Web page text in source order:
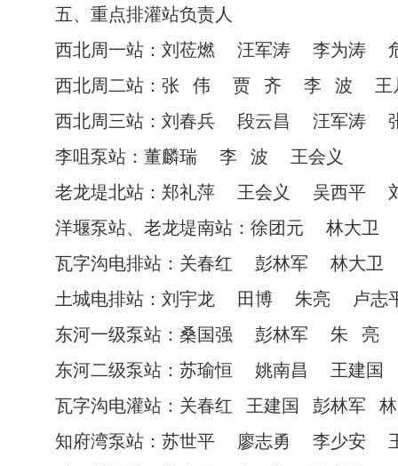
五、重点排灌站负责人
西北周一站：刘莅燃 汪军涛 李为涛
西北周二站：张 伟 贾 齐 李 波 王
西北周三站：刘春兵 段云昌 汪军涛
李咀泵站：董麟瑞 李 波 王会义
老龙堤北站：郑礼萍 王会义 吴西平
洋堰泵站、老龙堤南站：徐团元 林大卫
瓦字沟电排站：关春红 彭林军 林大卫
土城电排站：刘宇龙 田博 朱亮 卢志
东河一级泵站：桑国强 彭林军 朱 亮
东河二级泵站：苏瑜恒 姚南昌 王建国
瓦字沟电灌站：关春红 王建国 彭林军
知府湾泵站：苏世平 廖志勇 李少安